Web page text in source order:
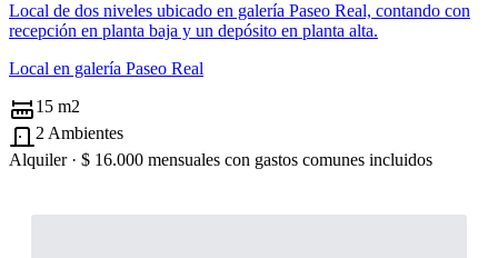
Local de dos niveles ubicado en galería Paseo Real, contando con
recepción en planta baja y un depósito en planta alta.
Local en galería Paseo Real
15 m2
2 Ambientes
Alquiler · $ 16.000 mensuales con gastos comunes incluidos